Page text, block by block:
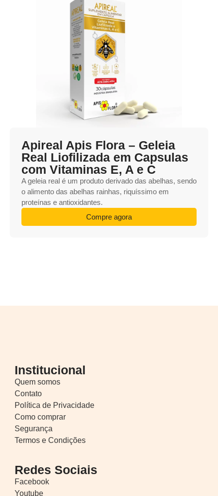
Apireal Apis Flora – Geleia
Real Liofilizada em Capsulas
com Vitaminas E, A e C
A geleia real é um produto derivado das abelhas, sendo
o alimento das abelhas rainhas, riquíssimo em
proteínas e antioxidantes.
Compre agora
Institucional
Quem somos
Contato
Política de Privacidade
Como comprar
Segurança
Termos e Condições
Redes Sociais
Facebook
Youtube